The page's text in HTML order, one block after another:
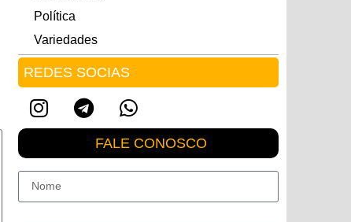
Política
Variedades
REDES SOCIAS
FALE CONOSCO